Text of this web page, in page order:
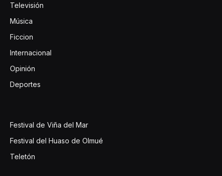
Televisión
Música
Ficcion
Internacional
Opinión
Deportes
Festival de Viña del Mar
Festival del Huaso de Olmué
Teletón